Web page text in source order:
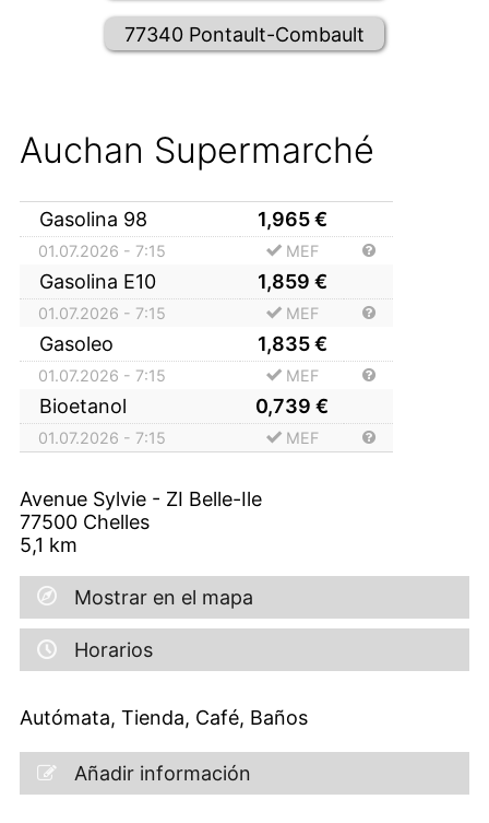
77340 Pontault-Combault
Auchan Supermarché
Gasolina 98 1,965€
01.07.2026 - 7:15 MEF
Gasolina E10 1,859 €
01.07.2026 - 7:15 MEF
Gasoleo 1,835€
01.07.2026 - 7:15 MEF
Bioetanol 0,739 €
01.07.2026 - 7:15 MEF
Avenue Sylvie - ZI Belle-Ile
77500 Chelles
5,1 km
Mostrar en el mapa
Horarios
Autómata, Tienda, Café, Baños
Añadir información